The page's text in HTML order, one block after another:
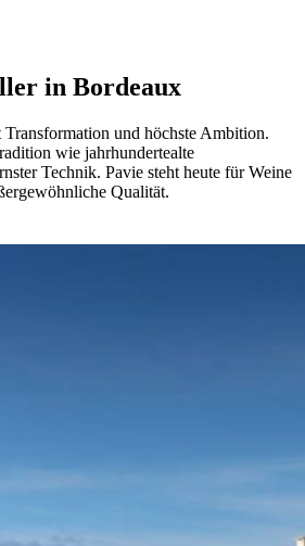
in Bordeaux
und höchste Ambition.
wie jahrhundertealte
Technik. Pavie steht heute für Weine
Qualität.